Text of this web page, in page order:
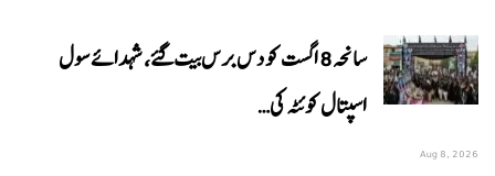
سانحہ 8 اگست کو دس برس بیت گئے، شہدائے سول
اسپتال کوئٹہ کی…
Aug 8, 2026